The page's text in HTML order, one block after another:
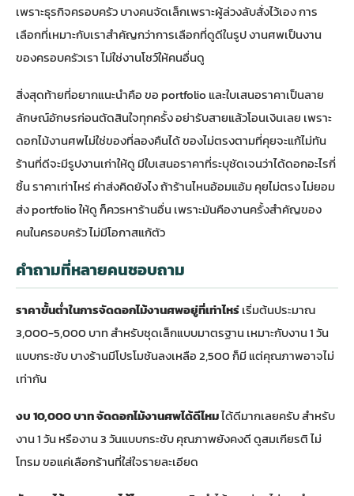
เพราะธุรกิจครอบครัว บางคนจัดเล็กเพราะผู้ล่วงลับสั่งไว้เอง การ
เลือกที่เหมาะกับเราสำคัญกว่าการเลือกที่ดูดีในรูป งานศพเป็นงาน
ของครอบครัวเรา ไม่ใช่งานโชว์ให้คนอื่นดู
สิ่งสุดท้ายที่อยากแนะนำคือ ขอ portfolio และใบเสนอราคาเป็นลาย
ลักษณ์อักษรก่อนตัดสินใจทุกครั้ง อย่ารับสายแล้วโอนเงินเลย เพราะ
ดอกไม้งานศพไม่ใช่ของที่ลองคืนได้ ของไม่ตรงตามที่คุยจะแก้ไม่ทัน
ร้านที่ดีจะมีรูปงานเก่าให้ดู มีใบเสนอราคาที่ระบุชัดเจนว่าได้ดอกอะไรกี่
ชิ้น ราคาเท่าไหร่ ค่าส่งคิดยังไง ถ้าร้านไหนอ้อมแอ้ม คุยไม่ตรง ไม่ยอม
ส่ง portfolio ให้ดู ก็ควรหาร้านอื่น เพราะมันคืองานครั้งสำคัญของ
คนในครอบครัว ไม่มีโอกาสแก้ตัว
คำถามที่หลายคนชอบถาม
ราคาขั้นต่ำในการจัดดอกไม้งานศพอยู่ที่เท่าไหร่เริ่มต้นประมาณ
3,000-5,000 บาท สำหรับชุดเล็กแบบมาตรฐาน เหมาะกับงาน 1 วัน
แบบกระชับ บางร้านมีโปรโมชันลงเหลือ 2,500 ก็มี แต่คุณภาพอาจไม่
เท่ากัน
งบ 10,000 บาท จัดดอกไม้งานศพได้ดีไหมได้ดีมากเลยครับ สำหรับ
งาน 1 วัน หรืองาน 3 วันแบบกระชับ คุณภาพยังคงดี ดูสมเกียรติ ไม่
โทรม ขอแค่เลือกร้านที่ใส่ใจรายละเอียด